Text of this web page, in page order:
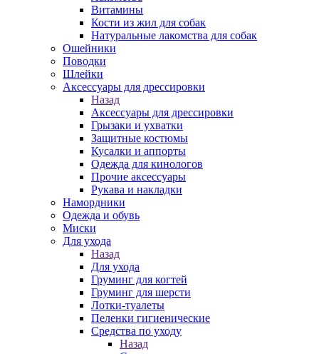
Витамины
Кости из жил для собак
Натуральные лакомства для собак
Ошейники
Поводки
Шлейки
Аксессуары для дрессировки
Назад
Аксессуары для дрессировки
Грызаки и ухватки
Защитные костюмы
Кусалки и аппорты
Одежда для кинологов
Прочие аксессуары
Рукава и накладки
Намордники
Одежда и обувь
Миски
Для ухода
Назад
Для ухода
Груминг для когтей
Груминг для шерсти
Лотки-туалеты
Пеленки гигиенические
Средства по уходу
Назад